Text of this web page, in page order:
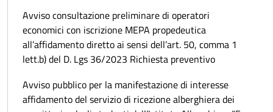
Avviso consultazione preliminare di operatori
economici con iscrizione MEPA propedeutica
all’affidamento diretto ai sensi dell’art. 50, comma 1
lett.b) del D. Lgs 36/2023 Richiesta preventivo
Avviso pubblico per la manifestazione di interesse
affidamento del servizio di ricezione alberghiera dei